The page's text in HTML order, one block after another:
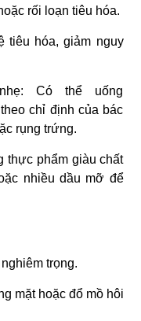
rối loạn tiêu hóa.
tiêu hóa, giảm nguy
Có thể uống
chỉ định của bác
rụng trứng.
thực phẩm giàu chất
nhiều dầu mỡ để
trọng.
mặt hoặc đổ mồ hôi